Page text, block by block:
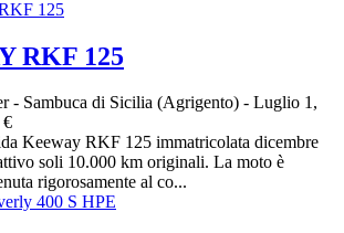
RKF 125
- Sambuca di Sicilia (Agrigento) - Luglio 1,
€
Keeway RKF 125 immatricolata dicembre
soli 10.000 km originali. La moto è
rigorosamente al co...